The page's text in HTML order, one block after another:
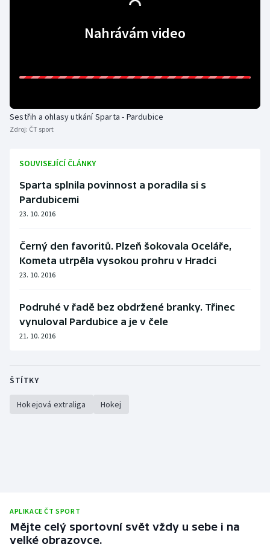
Sportovní střelba
Veslování
Vodní slalom
Volejbal
Ostatní
Nahrávám video
Sestřih a ohlasy utkání Sparta - Pardubice
Zdroj: ČT sport
SOUVISEJÍCÍ ČLÁNKY
Sparta splnila povinnost a poradila si s
Pardubicemi
23. 10. 2016
Černý den favoritů. Plzeň šokovala Oceláře,
Kometa utrpěla vysokou prohru v Hradci
23. 10. 2016
Podruhé v řadě bez obdržené branky. Třinec
vynuloval Pardubice a je v čele
21. 10. 2016
ŠTÍTKY
Hokejová extraliga Hokej
APLIKACE ČT SPORT
Mějte celý sportovní svět vždy u sebe i na
velké obrazovce.